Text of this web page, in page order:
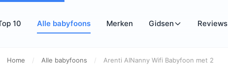
10 Alle babyfoons Merken Gidsen Reviews
Home / Alle babyfoons / Arenti AINanny Wifi Babyfoon met 2